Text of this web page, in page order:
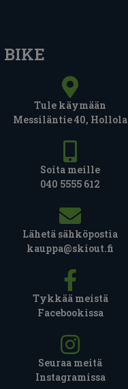
BIKE
Tule käymään
Messiläntie 40, Hollola
Soita meille
040 5555 612
Lähetä sähköpostia
kauppa@skiout.fi
Tykkää meistä
Facebookissa
Seuraa meitä
Instagramissa